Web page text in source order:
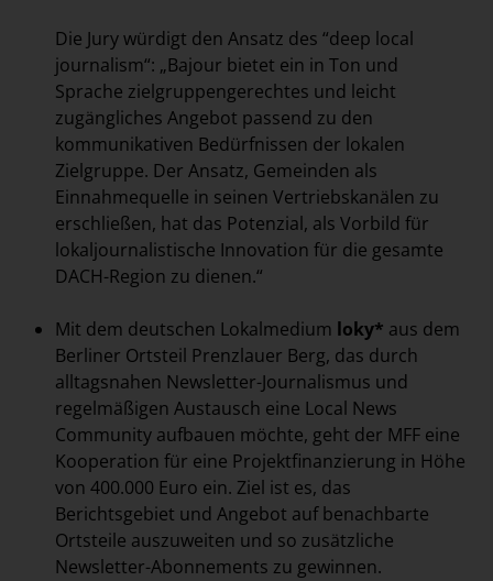
Die Jury würdigt den Ansatz des “deep local
journalism“: „Bajour bietet ein in Ton und
Sprache zielgruppengerechtes und leicht
zugängliches Angebot passend zu den
kommunikativen Bedürfnissen der lokalen
Zielgruppe. Der Ansatz, Gemeinden als
Einnahmequelle in seinen Vertriebskanälen zu
erschließen, hat das Potenzial, als Vorbild für
lokaljournalistische Innovation für die gesamte
DACH-Region zu dienen.“
Mit dem deutschen Lokalmedium loky* aus dem
Berliner Ortsteil Prenzlauer Berg, das durch
alltagsnahen Newsletter-Journalismus und
regelmäßigen Austausch eine Local News
Community aufbauen möchte, geht der MFF eine
Kooperation für eine Projektfinanzierung in Höhe
von 400.000 Euro ein. Ziel ist es, das
Berichtsgebiet und Angebot auf benachbarte
Ortsteile auszuweiten und so zusätzliche
Newsletter-Abonnements zu gewinnen.